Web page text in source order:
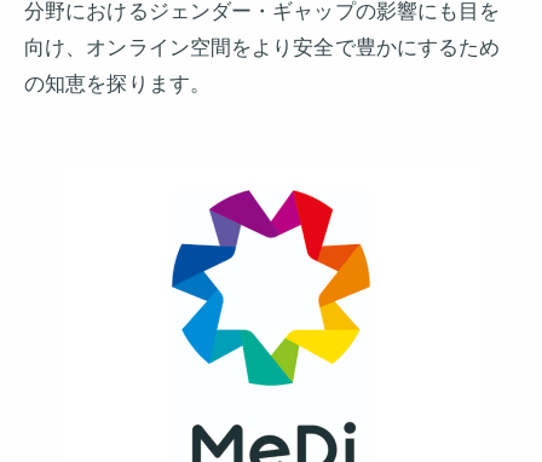
分野におけるジェンダー・ギャップの影響にも目を
向け、オンライン空間をより安全で豊かにするため
の知恵を探ります。